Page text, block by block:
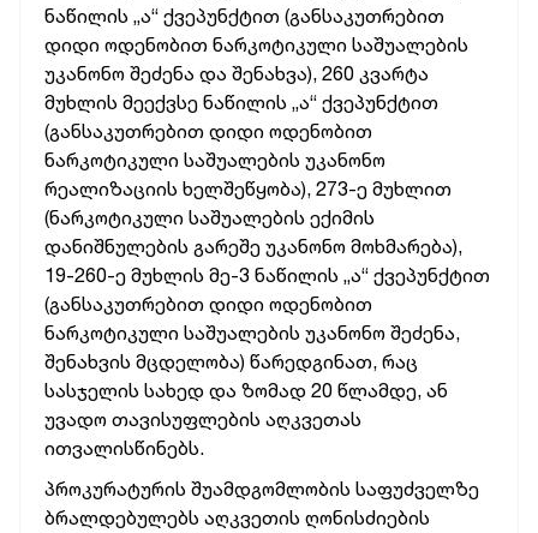
ნაწილის „ა“ ქვეპუნქტით (განსაკუთრებით
დიდი ოდენობით ნარკოტიკული საშუალების
უკანონო შეძენა და შენახვა), 260 კვარტა
მუხლის მეექვსე ნაწილის „ა“ ქვეპუნქტით
(განსაკუთრებით დიდი ოდენობით
ნარკოტიკული საშუალების უკანონო
რეალიზაციის ხელშეწყობა), 273-ე მუხლით
(ნარკოტიკული საშუალების ექიმის
დანიშნულების გარეშე უკანონო მოხმარება),
19-260-ე მუხლის მე-3 ნაწილის „ა“ ქვეპუნქტით
(განსაკუთრებით დიდი ოდენობით
ნარკოტიკული საშუალების უკანონო შეძენა,
შენახვის მცდელობა) წარედგინათ, რაც
სასჯელის სახედ და ზომად 20 წლამდე, ან
უვადო თავისუფლების აღკვეთას
ითვალისწინებს.
პროკურატურის შუამდგომლობის საფუძველზე
ბრალდებულებს აღკვეთის ღონისძიების